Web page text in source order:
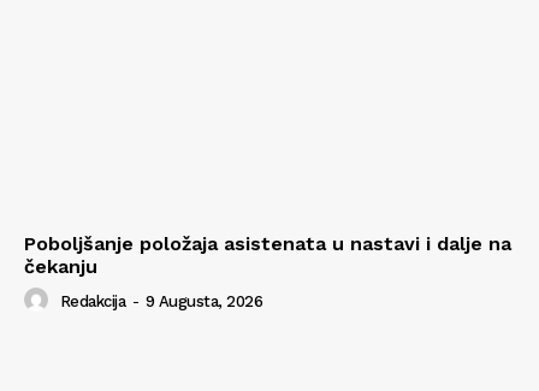
Poboljšanje položaja asistenata u nastavi i dalje na
čekanju
Redakcija - 9 Augusta, 2026